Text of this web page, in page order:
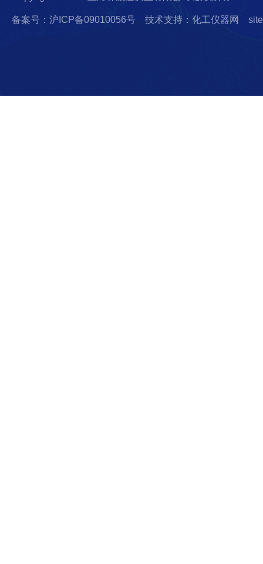
备案号：沪ICP备09010056号 技术支持：化工仪器网